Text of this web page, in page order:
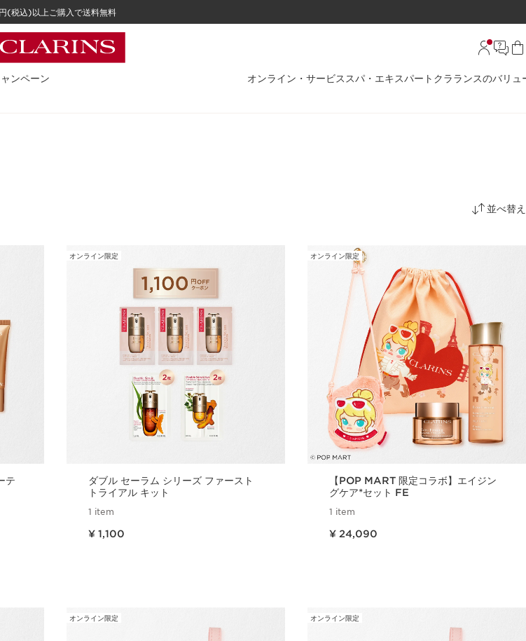
(税込)以上ご購入で送料無料
ンペーン オンライン・サービス スパ・エキスパート クラランスのバリュ
並べ替え
テ
オンライン限定
ダブル セーラム シリーズ ファースト
トライアル キット
1 item
¥ 1,100
オンライン限定
【POP MART 限定コラボ】エイジン
グケア*セット FE
1 item
¥ 24,090
オンライン限定 オンライン限定